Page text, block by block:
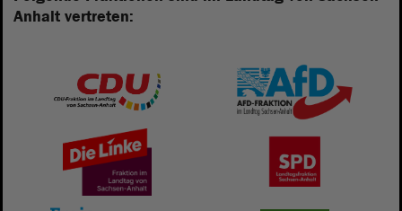
Anhalt vertreten: